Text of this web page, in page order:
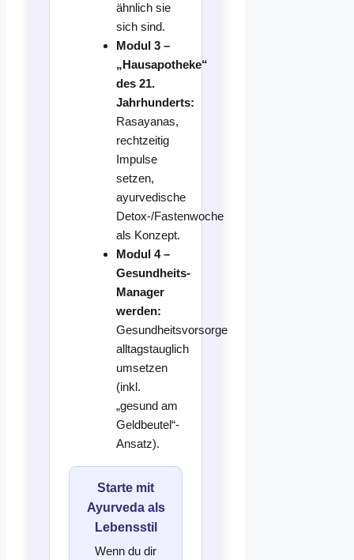
ähnlich sie
sich sind.
Modul 3 –
„Hausapotheke“
des 21.
Jahrhunderts:
Rasayanas,
rechtzeitig
Impulse
setzen,
ayurvedische
Detox-/Fastenwoche
als Konzept.
Modul 4 –
Gesundheits-
Manager
werden:
Gesundheitsvorsorge
alltagstauglich
umsetzen
(inkl.
„gesund am
Geldbeutel“-
Ansatz).
Starte mit
Ayurveda als
Lebensstil
Wenn du dir